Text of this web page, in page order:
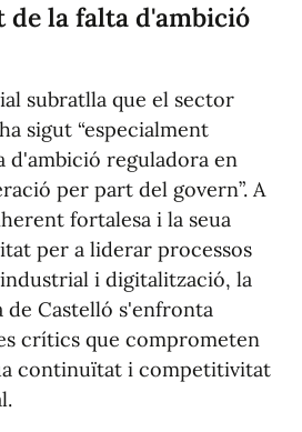
de la falta d'ambició
subratlla que el sector
sigut “especialment
d'ambició reguladora en
per part del govern”. A
fortalesa i la seua
per a liderar processos
i digitalització, la
Castelló s'enfronta
crítics que comprometen
continuïtat i competitivitat